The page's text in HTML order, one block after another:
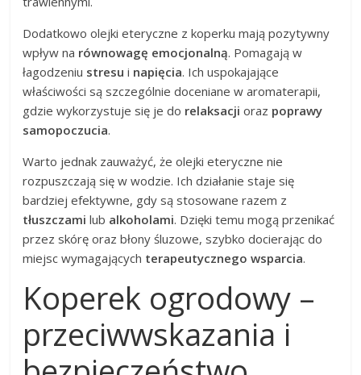
Dodatkowo olejki eteryczne z koperku mają pozytywny
wpływ na równowagę emocjonalną. Pomagają w
łagodzeniu stresu i napięcia. Ich uspokajające
właściwości są szczególnie doceniane w aromaterapii,
gdzie wykorzystuje się je do relaksacji oraz poprawy
samopoczucia.
Warto jednak zauważyć, że olejki eteryczne nie
rozpuszczają się w wodzie. Ich działanie staje się
bardziej efektywne, gdy są stosowane razem z
tłuszczami lub alkoholami. Dzięki temu mogą przenikać
przez skórę oraz błony śluzowe, szybko docierając do
miejsc wymagających terapeutycznego wsparcia.
Koperek ogrodowy –
przeciwwskazania i